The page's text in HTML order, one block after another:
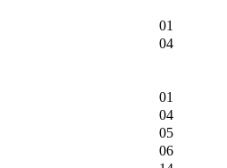
01
04
01
04
05
06